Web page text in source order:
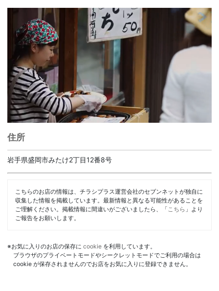
住所
岩手県盛岡市みたけ2丁目12番8号
こちらのお店の情報は、チラシプラス運営会社のセブンネットが独自に
収集した情報を掲載しています。最新情報と異なる可能性があることを
ご理解ください。掲載情報に間違いがございましたら、「 こちら 」より
ご報告をお願いします。
※お気に入りのお店の保存に cookie を利用しています。
ブラウザのプライベートモードやシークレットモードでご利用の場合は
cookie が保存されませんのでお店をお気に入りに登録できません。